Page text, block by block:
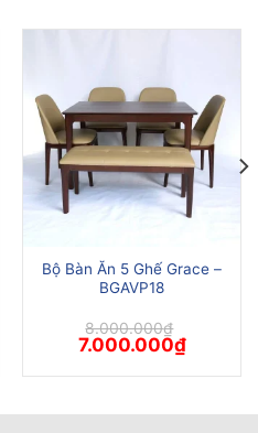
Bộ Bàn Ăn 5 Ghế Grace –
BGAVP18
8.000.000₫
Giá
gốc
là:
7.000.000₫Giá
hiện
tại